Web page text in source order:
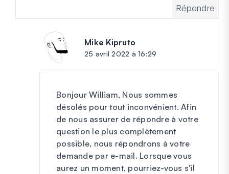
Répondre
Mike Kipruto
25 avril 2022 à 16:29
Bonjour William, Nous sommes
désolés pour tout inconvénient. Afin
de nous assurer de répondre à votre
question le plus complètement
possible, nous répondrons à votre
demande par e-mail. Lorsque vous
aurez un moment, pourriez-vous s'il